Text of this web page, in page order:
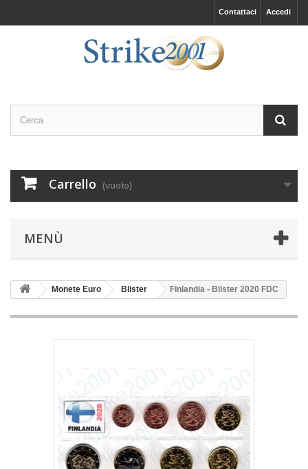
Accedi
Contattaci
Carrello (vuoto)
MENÙ
Monete Euro Blister Finlandia - Blister 2020 FDC